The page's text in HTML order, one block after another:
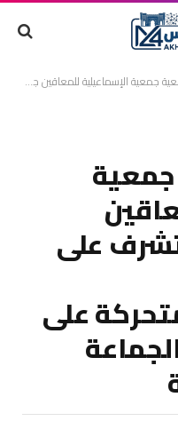
جسديا بمكناس تشرف على توزيع مساعدات غدائيةوكراسي متحركة على الأسر المحتاجة بالجماعة القروية عين عرمة
جمعية
على
على